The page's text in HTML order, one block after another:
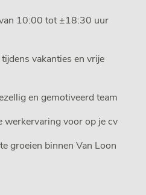
10:00 tot ±18:30 uur
vakanties en vrije
en gemotiveerd team
werkervaring voor op je cv
groeien binnen Van Loon